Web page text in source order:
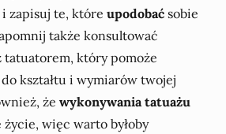
i zapisuj te, które upodobać sobie
także konsultować
tatuatorem, który pomoże
kształtu i wymiarów twojej
że wykonywania tatuażu
życie, więc warto byłoby